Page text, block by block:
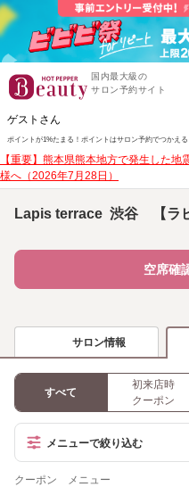
国内最大級の
サロン予約サイト
ゲストさん
ポイントが1%たまる！ ポイントはサロン予約でつかえる
【重要】熊本県熊本地方で発生した
様へ（2026年7月28日）
Lapis terrace 渋谷 【ラピ
空席確
サロン情報
すべて
初来店時
クーポン
メニューで絞り込む
クーポン メニュー